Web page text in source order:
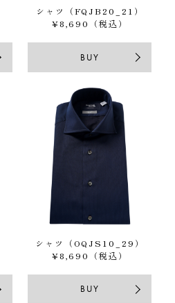
シャツ（FQJB20_21）
¥8,690（税込）
BUY
シャツ（OQJS10_29）
¥8,690（税込）
BUY